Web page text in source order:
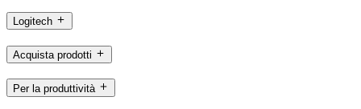
Logitech
Acquista prodotti
Per la produttività